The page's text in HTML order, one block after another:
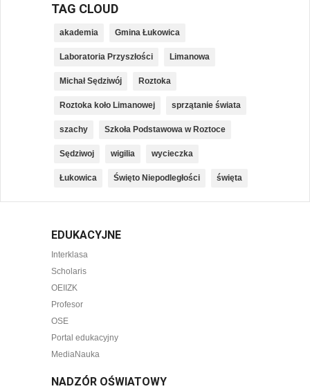
TAG CLOUD
akademia Gmina Łukowica
Laboratoria Przyszłości Limanowa
Michał Sędziwój Roztoka
Roztoka koło Limanowej sprzątanie świata
szachy Szkoła Podstawowa w Roztoce
Sędziwoj wigilia wycieczka
Łukowica Święto Niepodległości święta
EDUKACYJNE
Interklasa
Scholaris
OEIIZK
Profesor
OSE
Portal edukacyjny
MediaNauka
NADZÓR OŚWIATOWY